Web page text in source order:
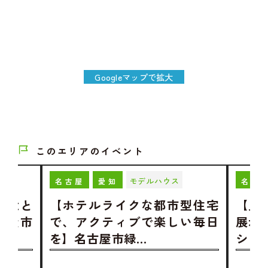
Googleマップで拡大
このエリアのイベント
犬と
屋市
名古屋 愛知 モデルハウス
【ホテルライクな都市型住宅
で、アクティブで楽しい毎日
を】名古屋市緑…
名古
【
展示
ショ